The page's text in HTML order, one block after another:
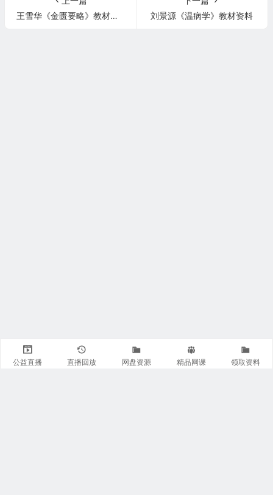
王雪华《金匮要略》教材资料
刘景源《温病学》教材资料
公益直播 直播回放 网盘资源 精品网课 领取资料